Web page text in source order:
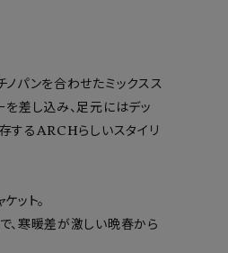
ノパンを合わせたミックスス
を差し込み、足元にはデッ
するARCHらしいスタイリ
ット。
、寒暖差が激しい晩春から